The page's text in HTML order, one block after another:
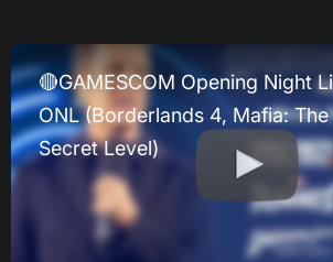
🔴GAMESCOM Opening Night
ONL (Borderlands 4, Mafia:
Secret Level)